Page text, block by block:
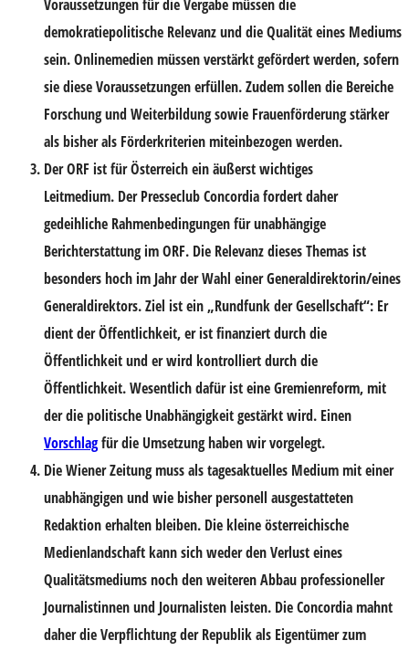
Voraussetzungen für die Vergabe müssen die
demokratiepolitische Relevanz und die Qualität eines Mediums
sein. Onlinemedien müssen verstärkt gefördert werden, sofern
sie diese Voraussetzungen erfüllen. Zudem sollen die Bereiche
Forschung und Weiterbildung sowie Frauenförderung stärker
als bisher als Förderkriterien miteinbezogen werden.
Der ORF ist für Österreich ein äußerst wichtiges
Leitmedium. Der Presseclub Concordia fordert daher
gedeihliche Rahmenbedingungen für unabhängige
Berichterstattung im ORF. Die Relevanz dieses Themas ist
besonders hoch im Jahr der Wahl einer Generaldirektorin/eines
Generaldirektors. Ziel ist ein „Rundfunk der Gesellschaft“: Er
dient der Öffentlichkeit, er ist finanziert durch die
Öffentlichkeit und er wird kontrolliert durch die
Öffentlichkeit. Wesentlich dafür ist eine Gremienreform, mit
der die politische Unabhängigkeit gestärkt wird. Einen
Vorschlagfür die Umsetzung haben wir vorgelegt.
DieWiener Zeitungmuss als tagesaktuelles Medium mit einer
unabhängigen und wie bisher personell ausgestatteten
Redaktion erhalten bleiben. Die kleine österreichische
Medienlandschaft kann sich weder den Verlust eines
Qualitätsmediums noch den weiteren Abbau professioneller
Journalistinnen und Journalisten leisten. Die Concordia mahnt
daher die Verpflichtung der Republik als Eigentümer zum